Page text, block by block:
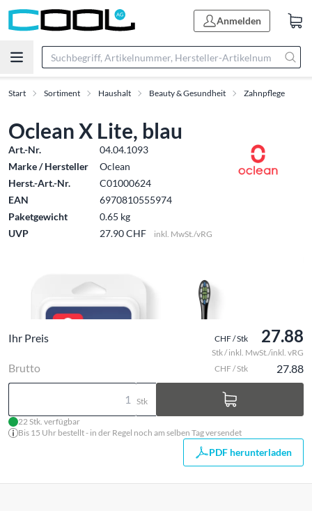
Anmelden
Start Sortiment Haushalt Beauty & Gesundheit Zahnpflege
Oclean X Lite, blau
Art.-Nr.
04.04.1093
Marke / Hersteller
Oclean
Herst.-Art.-Nr.
C01000624
EAN
6970810555974
Paketgewicht
0.65 kg
UVP
27.90 CHF inkl. MwSt./vRG
Ihr Preis CHF / Stk 27.88
Stk / inkl. MwSt./inkl. vRG
Brutto CHF / Stk 27.88
Stk
22 Stk. verfügbar
Bis 15 Uhr bestellt - in der Regel noch am selben Tag versendet
PDF herunterladen